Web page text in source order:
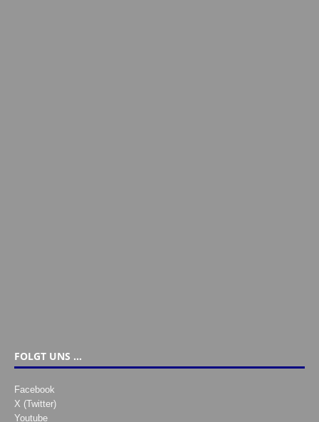
FOLGT UNS …
Facebook
X (Twitter)
Youtube